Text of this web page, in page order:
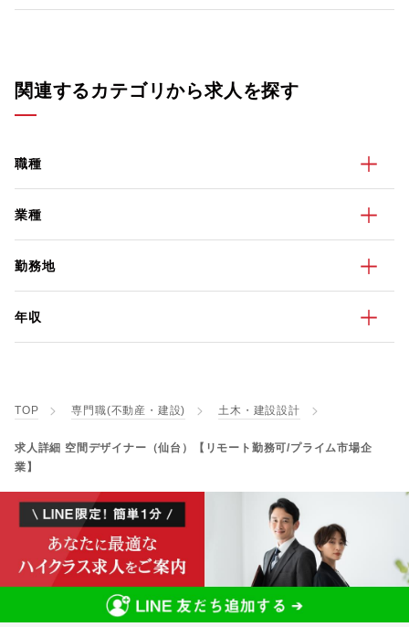
関連するカテゴリから求人を探す
職種
業種
勤務地
年収
TOP 専門職(不動産・建設) 土木・建設設計
求人詳細 空間デザイナー（仙台）【リモート勤務可/プライム市場企
業】